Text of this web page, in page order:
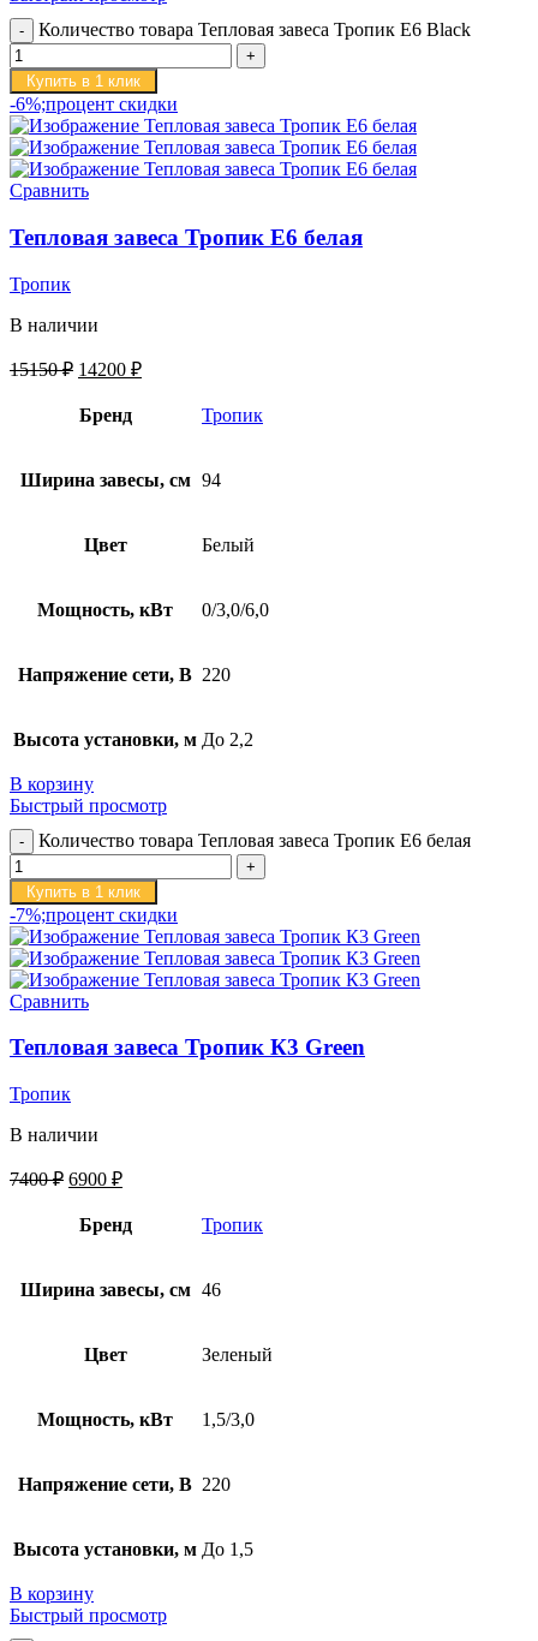
Количество товара Тепловая завеса Тропик E6 Black
Купить в 1 клик
-6%;процент скидки
Сравнить
Тепловая завеса Тропик E6 белая
Тропик
В наличии
15150₽ 14200 ₽
Бренд Тропик
Ширина завесы, см 94
Цвет Белый
Мощность, кВт 0/3,0/6,0
Напряжение сети, В 220
Высота установки, м До 2,2
В корзину
Быстрый просмотр
Количество товара Тепловая завеса Тропик E6 белая
Купить в 1 клик
-7%;процент скидки
Сравнить
Тепловая завеса Тропик К3 Green
Тропик
В наличии
7400₽ 6900 ₽
Бренд Тропик
Ширина завесы, см 46
Цвет Зеленый
Мощность, кВт 1,5/3,0
Напряжение сети, В 220
Высота установки, м До 1,5
В корзину
Быстрый просмотр